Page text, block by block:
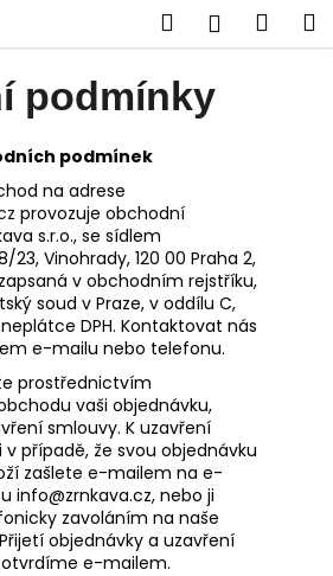
Hledat
podmínky
podmínek
na adrese
provozuje obchodní
s.r.o., se sídlem
23, Vinohrady, 120 00 Praha 2,
v obchodním rejstříku,
soud v Praze, v oddílu C,
DPH. Kontaktovat nás
e-mailu nebo telefonu.
prostřednictvím
vaši objednávku,
smlouvy. K uzavření
případě, že svou objednávku
zašlete e-mailem na e-
info@zrnkava.cz, nebo ji
zavoláním na naše
objednávky a uzavření
e-mailem.